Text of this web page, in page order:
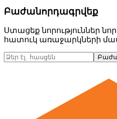
Բաժանորդագրվեք
Ստացեք նորություններ
հատուկ առաջարկների